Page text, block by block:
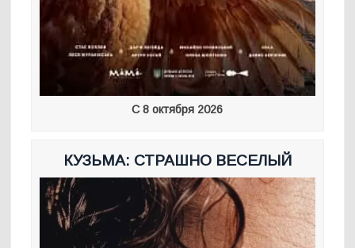
С 8 октября 2026
КУЗЬМА: СТРАШНО ВЕСЕЛЫЙ